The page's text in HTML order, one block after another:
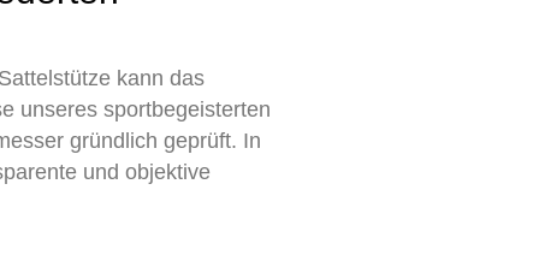
kann das
unseres sportbegeisterten
gründlich geprüft. In
und objektive